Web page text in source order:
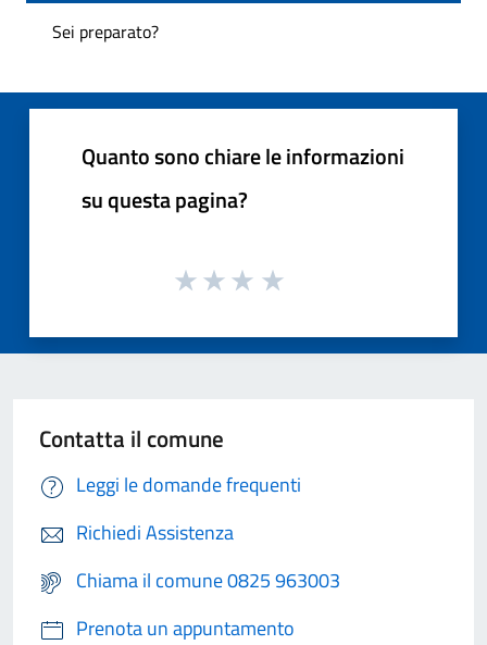
Sei preparato?
Quanto sono chiare le informazioni
su questa pagina?
Contatta il comune
Leggi le domande frequenti
Richiedi Assistenza
Chiama il comune 0825 963003
Prenota un appuntamento